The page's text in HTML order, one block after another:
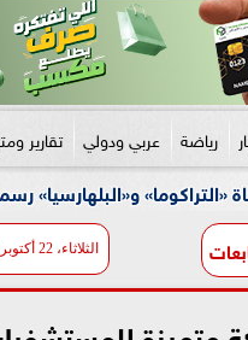
رياضة عربي ودولي تقارير
رسمياً
الثلاثاء، 22 أكتوبر 2024